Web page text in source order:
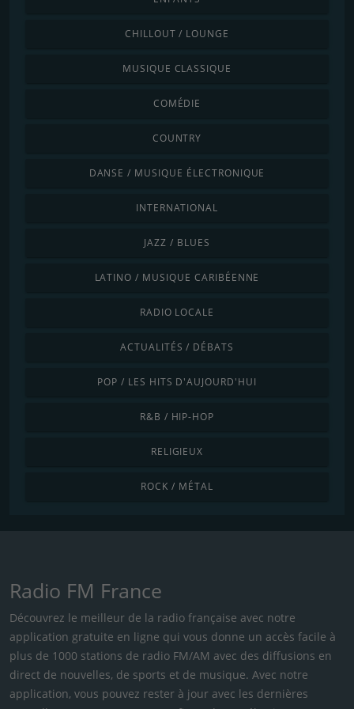
CHILLOUT / LOUNGE
MUSIQUE CLASSIQUE
COMÉDIE
COUNTRY
DANSE / MUSIQUE ÉLECTRONIQUE
INTERNATIONAL
JAZZ / BLUES
LATINO / MUSIQUE CARIBÉENNE
RADIO LOCALE
ACTUALITÉS / DÉBATS
POP / LES HITS D'AUJOURD'HUI
R&B / HIP-HOP
RELIGIEUX
ROCK / MÉTAL
Radio FM France
Découvrez le meilleur de la radio française avec notre
application gratuite en ligne qui vous donne un accès facile à
plus de 1000 stations de radio FM/AM avec des diffusions en
direct de nouvelles, de sports et de musique. Avec notre
application, vous pouvez rester à jour avec les dernières